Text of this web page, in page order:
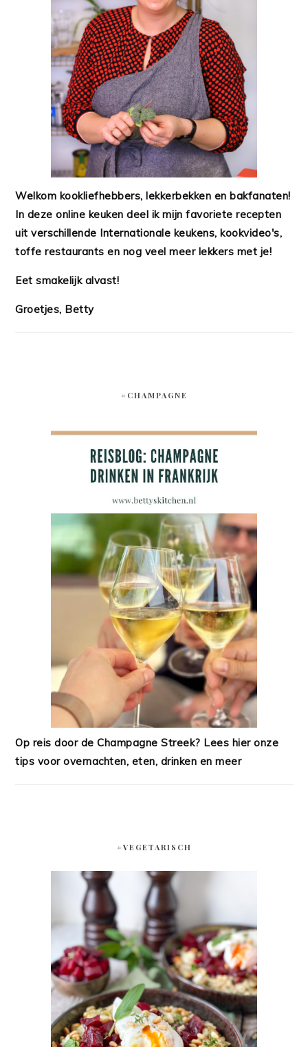
Welkom kookliefhebbers, lekkerbekken en bakfanaten!
In deze online keuken deel ik mijn favoriete recepten
uit verschillende Internationale keukens, kookvideo's,
toffe restaurants en nog veel meer lekkers met je!
Eet smakelijk alvast!
Groetjes, Betty
#CHAMPAGNE
Op reis door de Champagne Streek? Lees hier onze
tips voor overnachten, eten, drinken en meer
#VEGETARISCH